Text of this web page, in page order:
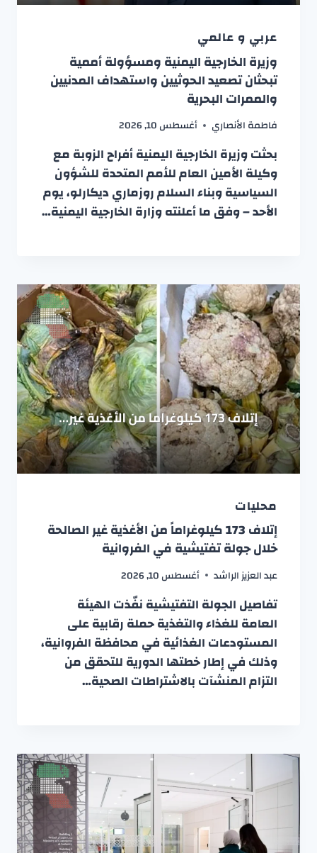
عربي و عالمي
وزيرة الخارجية اليمنية ومسؤولة أممية
تبحثان تصعيد الحوثيين واستهداف المدنيين
والممرات البحرية
فاطمة الأنصاري أغسطس 10, 2026
بحثت وزيرة الخارجية اليمنية أفراح الزوبة مع
وكيلة الأمين العام للأمم المتحدة للشؤون
السياسية وبناء السلام روزماري ديكارلو، يوم
الأحد – وفق ما أعلنته وزارة الخارجية اليمنية…
محليات
إتلاف 173 كيلوغراماً من الأغذية غير الصالحة
خلال جولة تفتيشية في الفروانية
عبد العزيز الراشد أغسطس 10, 2026
تفاصيل الجولة التفتيشية نفّذت الهيئة
العامة للغذاء والتغذية حملة رقابية على
المستودعات الغذائية في محافظة الفروانية،
وذلك في إطار خطتها الدورية للتحقق من
التزام المنشآت بالاشتراطات الصحية…